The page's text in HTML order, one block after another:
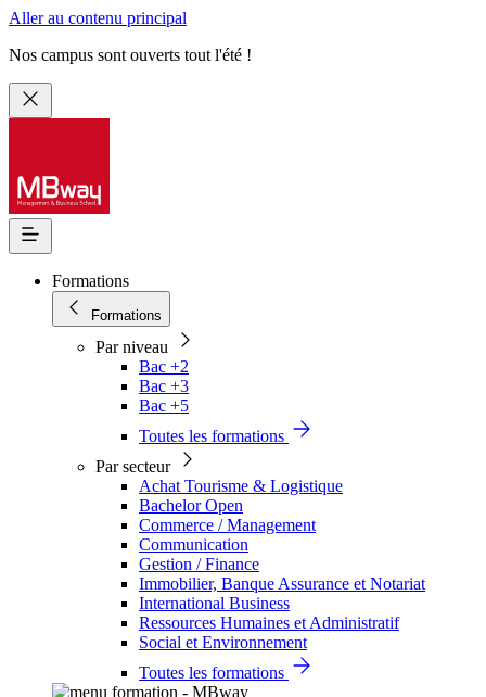
Aller au contenu principal
Nos campus sont ouverts tout l'été !
Formations
Formations
Par niveau
Bac +2
Bac +3
Bac +5
Toutes les formations
Par secteur
Achat Tourisme & Logistique
Bachelor Open
Commerce / Management
Communication
Gestion / Finance
Immobilier, Banque Assurance et Notariat
International Business
Ressources Humaines et Administratif
Social et Environnement
Toutes les formations